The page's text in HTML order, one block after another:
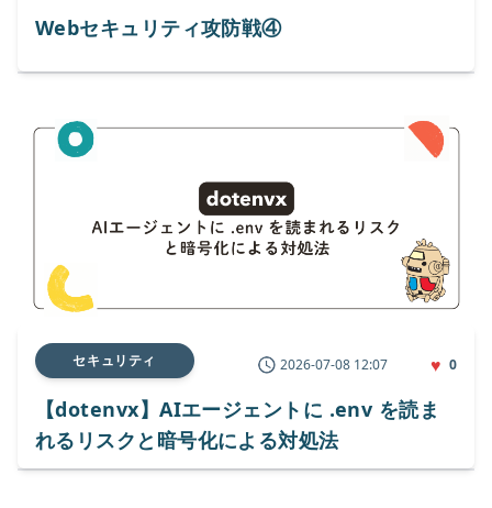
Webセキュリティ攻防戦④
セキュリティ 2026-07-08 12:07 ♥ 0
【dotenvx】AIエージェントに .env を読ま
れるリスクと暗号化による対処法